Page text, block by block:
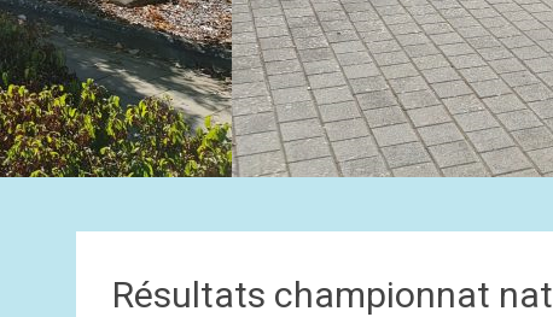
Résultats championnat